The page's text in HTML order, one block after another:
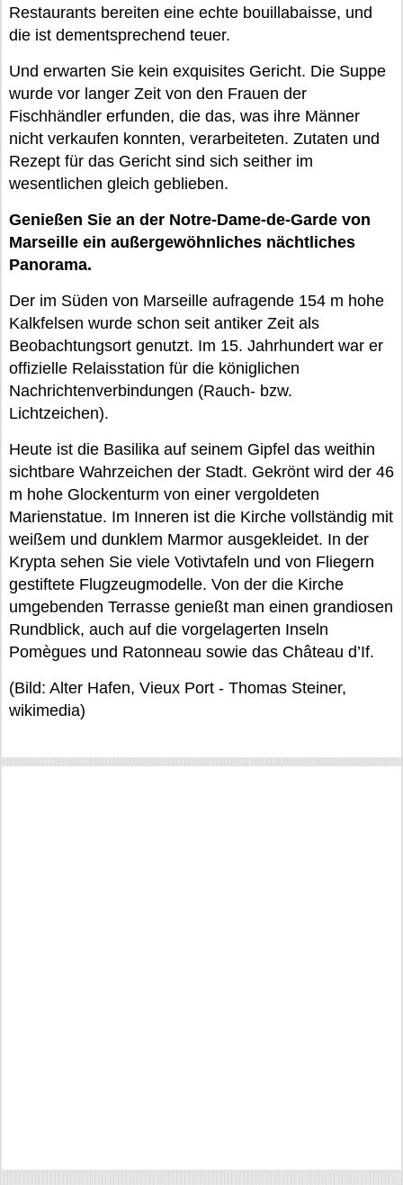
Restaurants bereiten eine echte bouillabaisse, und
die ist dementsprechend teuer.
Und erwarten Sie kein exquisites Gericht. Die Suppe
wurde vor langer Zeit von den Frauen der
Fischhändler erfunden, die das, was ihre Männer
nicht verkaufen konnten, verarbeiteten. Zutaten und
Rezept für das Gericht sind sich seither im
wesentlichen gleich geblieben.
Genießen Sie an der Notre-Dame-de-Garde von
Marseille ein außergewöhnliches nächtliches
Panorama.
Der im Süden von Marseille aufragende 154 m hohe
Kalkfelsen wurde schon seit antiker Zeit als
Beobachtungsort genutzt. Im 15. Jahrhundert war er
offizielle Relaisstation für die königlichen
Nachrichtenverbindungen (Rauch- bzw.
Lichtzeichen).
Heute ist die Basilika auf seinem Gipfel das weithin
sichtbare Wahrzeichen der Stadt. Gekrönt wird der 46
m hohe Glockenturm von einer vergoldeten
Marienstatue. Im Inneren ist die Kirche vollständig mit
weißem und dunklem Marmor ausgekleidet. In der
Krypta sehen Sie viele Votivtafeln und von Fliegern
gestiftete Flugzeugmodelle. Von der die Kirche
umgebenden Terrasse genießt man einen grandiosen
Rundblick, auch auf die vorgelagerten Inseln
Pomègues und Ratonneau sowie das Château d’If.
(Bild: Alter Hafen, Vieux Port - Thomas Steiner,
wikimedia)